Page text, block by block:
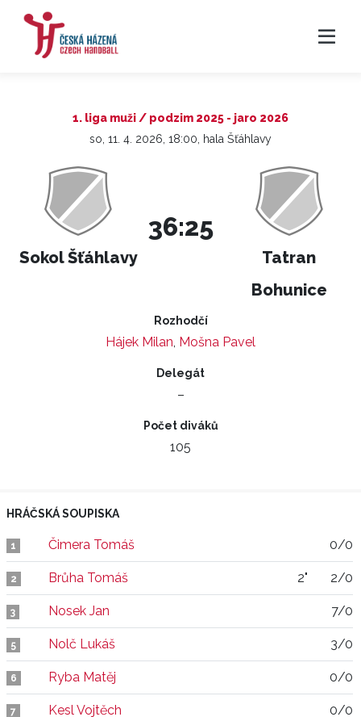
1. liga muži / podzim 2025 - jaro 2026
so, 11. 4. 2026, 18:00, hala Šťáhlavy
Sokol Šťáhlavy
36:25
Tatran
Bohunice
Rozhodčí
Hájek Milan, Mošna Pavel
Delegát
–
Počet diváků
105
HRÁČSKÁ SOUPISKA
1 Čimera Tomáš 0/0
2 Brůha Tomáš 2" 2/0
3 Nosek Jan 7/0
5 Nolč Lukáš 3/0
6 Ryba Matěj 0/0
7 Kesl Vojtěch 0/0